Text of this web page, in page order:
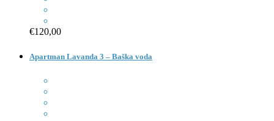
€120,00
Apartman Lavanda 3 – Baška voda